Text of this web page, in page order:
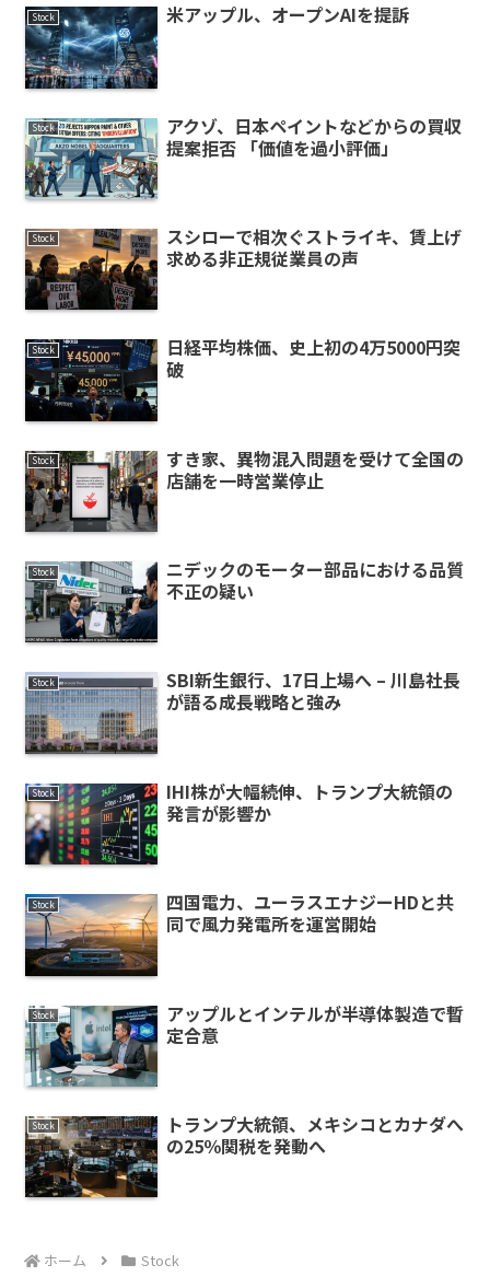
Stock 米アップル、オープンAIを提訴
Stock
アクゾ、日本ペイントなどからの買収
提案拒否 「価値を過小評価」
Stock
スシローで相次ぐストライキ、賃上げ
求める非正規従業員の声
Stock
日経平均株価、史上初の4万5000円突
破
Stock
すき家、異物混入問題を受けて全国の
店舗を一時営業停止
Stock
ニデックのモーター部品における品質
不正の疑い
Stock
SBI新生銀行、17日上場へ – 川島社長
が語る成長戦略と強み
Stock
IHI株が大幅続伸、トランプ大統領の
発言が影響か
Stock
四国電力、ユーラスエナジーHDと共
同で風力発電所を運営開始
Stock
アップルとインテルが半導体製造で暫
定合意
Stock
トランプ大統領、メキシコとカナダへ
の25％関税を発動へ
ホーム Stock